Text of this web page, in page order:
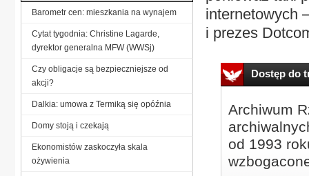
internetowych
i prezes
Dostęp do
Archiwum
od 1993
Barometr cen: mieszkania na wynajem
Cytat tygodnia: Christine Lagarde,
dyrektor generalna MFW (WWSj)
Czy obligacje są bezpieczniejsze od
akcji?
Dalkia: umowa z Termiką się opóźnia
Domy stoją i czekają
Ekonomistów zaskoczyła skala
ożywienia